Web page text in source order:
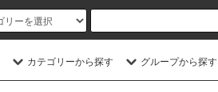
カテゴリーから探す グループから探す